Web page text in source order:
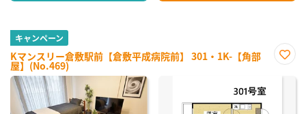
キャンペーン
Kマンスリー倉敷駅前【倉敷平成病院前】 301・1K-【角部
屋】(No.469)
に入